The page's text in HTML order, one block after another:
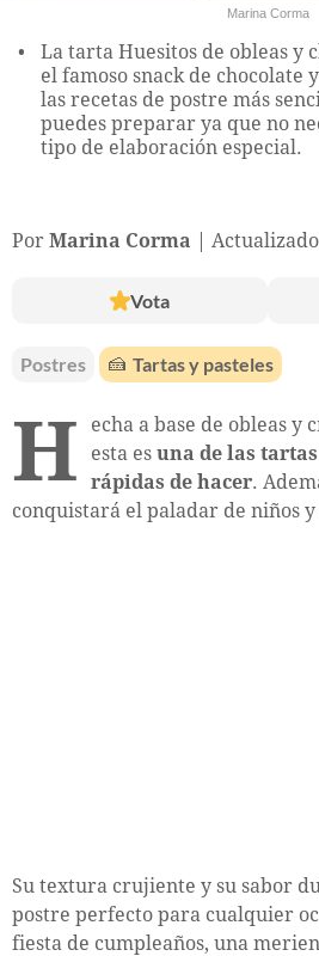
Marina Corma
La tarta Huesitos de obleas y
el famoso snack de chocolate
las recetas de postre más
puedes preparar ya que no
tipo de elaboración especial.
Por Marina Corma
Vota
Postres 🍰 Tartas y pasteles
H
echa a base de obleas y
esta es una de las
rápidas de hacer.
conquistará el paladar de niños
Su textura crujiente y su sabor
postre perfecto para cualquier
fiesta de cumpleaños, una